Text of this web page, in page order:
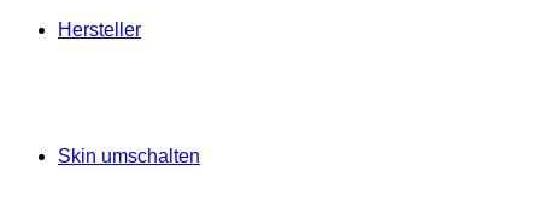
Hersteller
Skin umschalten